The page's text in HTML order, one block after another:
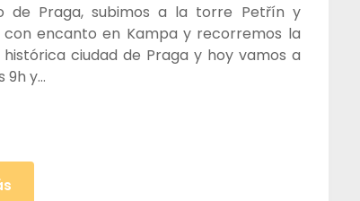
de Praga, subimos a la torre Petřín y
encanto en Kampa y recorremos la
ciudad de Praga y hoy vamos a
9h y…